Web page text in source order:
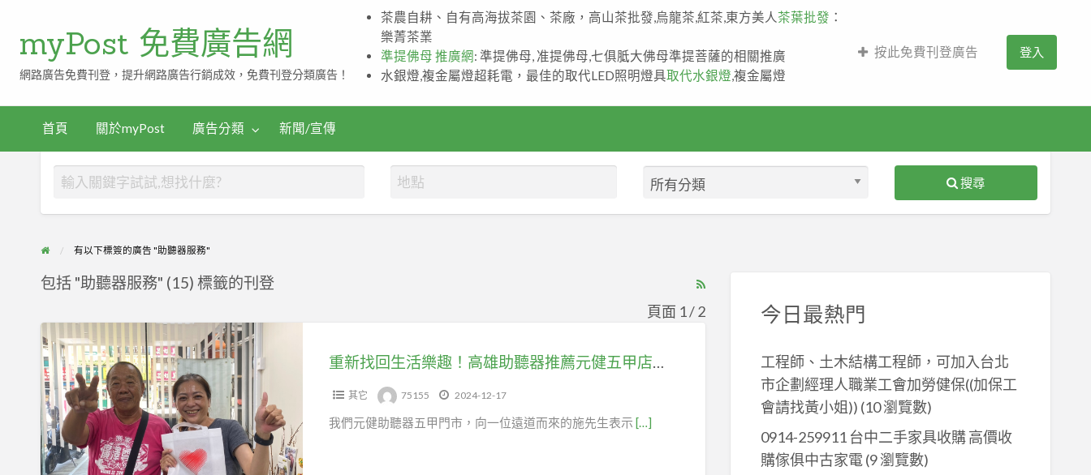
myPost 免費廣告網
網路廣告免費刊登，提升網路廣告行銷成效，免費刊登分類廣告！
茶農自耕、自有高海拔茶園、茶廠，高山茶批發,烏龍茶,紅茶,東方美人 茶葉批發 ：
樂菁茶業
準提佛母 推廣網: 準提佛母, 准提佛母,七俱胝大佛母準提菩薩的相關推廣
水銀燈,複金屬燈超耗電，最佳的取代LED照明燈具取代水銀燈 ,複金屬燈
按此免費刊登廣告 登入
首頁 關於myPost 廣告分類 新聞/宣傳
搜尋
有以下標簽的廣告 "助聽器服務"
RSS
Feed
包括 "助聽器服務" (15) 標籤的刊登
頁面 1 / 2
重
新
找
回
生
活
樂
重新找回生活樂趣！高雄助聽器推薦元健五甲店助施先生重返歡樂麻將桌
其它 75155 2024-12-17
我們元健助聽器五甲門市，向一位遠道而來的施先生表示 […]
今日最熱門
工程師、土木結構工程師，可加入台北
市企劃經理人職業工會加勞健保((加保工
會請找黃小姐)) (10 瀏覽數)
0914-259911 台中二手家具收購 高價收
購傢俱中古家電(9 瀏覽數)